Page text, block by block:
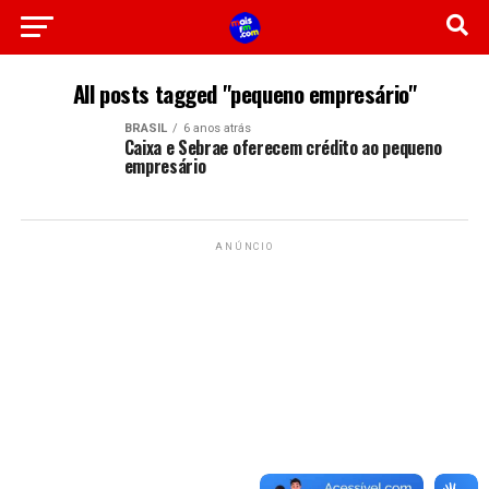
All posts tagged "pequeno empresário"
BRASIL 6 anos atrás
Caixa e Sebrae oferecem crédito ao pequeno
empresário
ANÚNCIO